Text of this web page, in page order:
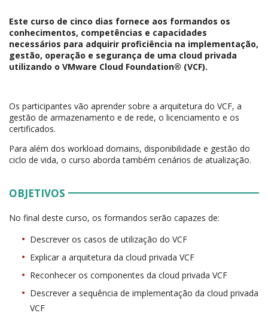
Este curso de cinco dias fornece aos formandos os
conhecimentos, competências e capacidades
necessários para adquirir proficiência na implementação,
gestão, operação e segurança de uma cloud privada
utilizando o VMware Cloud Foundation® (VCF).
Os participantes vão aprender sobre a arquitetura do VCF, a
gestão de armazenamento e de rede, o licenciamento e os
certificados.
Para além dos workload domains, disponibilidade e gestão do
ciclo de vida, o curso aborda também cenários de atualização.
OBJETIVOS
No final deste curso, os formandos serão capazes de:
Descrever os casos de utilização do VCF
Explicar a arquitetura da cloud privada VCF
Reconhecer os componentes da cloud privada VCF
Descrever a sequência de implementação da cloud privada
VCF